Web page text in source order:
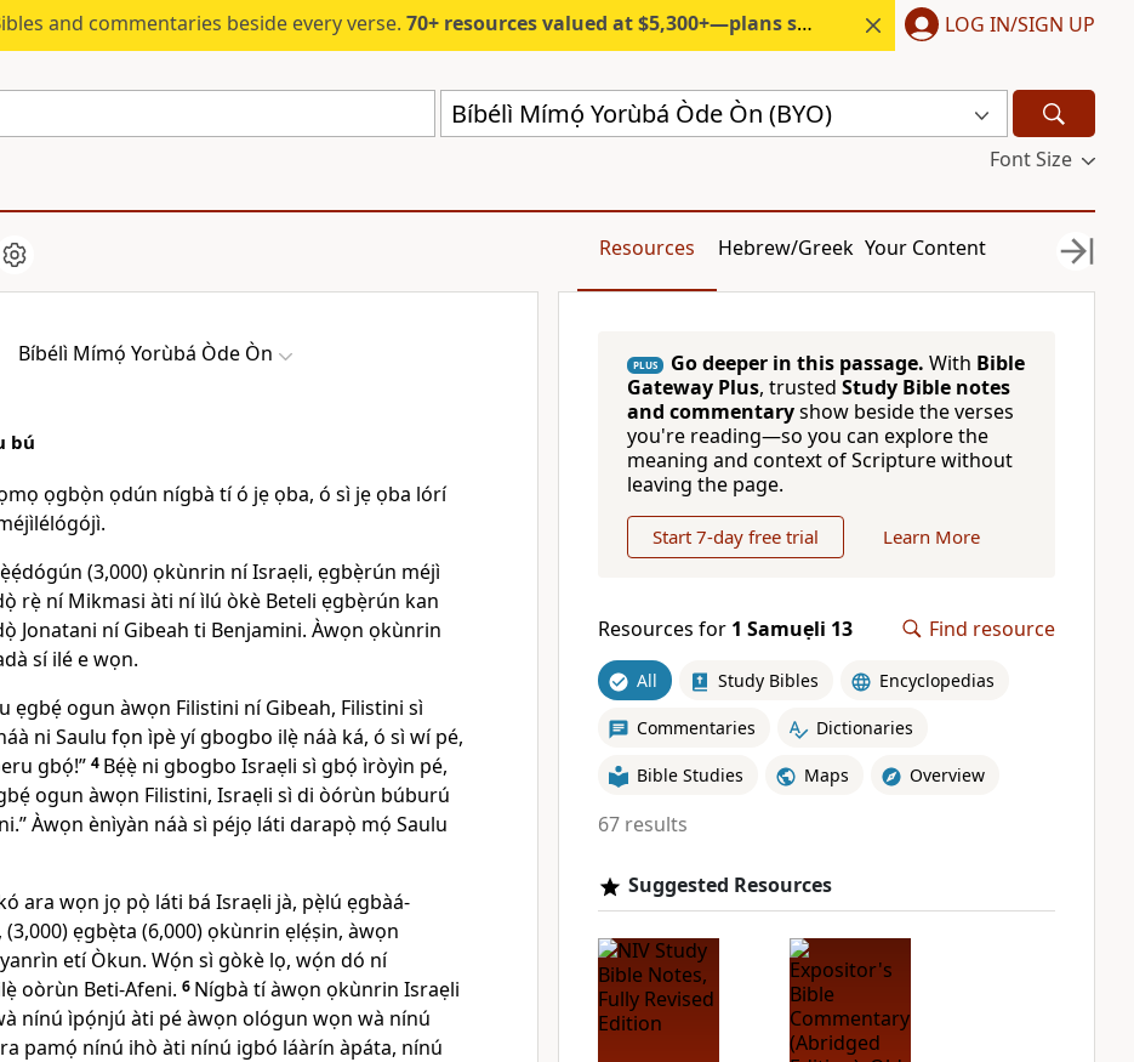
and commentaries beside every verse. 70+ resources valued at $5,300+—plans start under $6/month. LOG IN/SIGN UP
Bíbélì Mímọ́ Yorùbá Òde Òn (BYO)
Font Size
Resources Hebrew/Greek Your Content
Bíbélì Mímọ́ Yorùbá Òde Òn
bú
ọgbọ̀n ọdún nígbà tí ó jẹ ọba, ó sì jẹ ọba lórí
(3,000) ọkùnrin ní Israẹli, ẹgbẹ̀rún méjì
rẹ̀ ní Mikmasi àti ní ìlú òkè Beteli ẹgbẹ̀rún kan
Jonatani ní Gibeah ti Benjamini. Àwọn ọkùnrin
sí ilé e wọn.
ẹgbẹ́ ogun àwọn Filistini ní Gibeah, Filistini sì
ni Saulu fọn ìpè yí gbogbo ilẹ̀ náà ká, ó sì wí pé,
gbọ́!” 4 Bẹ́ẹ̀ ni gbogbo Israẹli sì gbọ́ ìròyìn pé,
ogun àwọn Filistini, Israẹli sì di òórùn búburú
Àwọn ènìyàn náà sì péjọ láti darapọ̀ mọ́ Saulu
ara wọn jọ pọ̀ láti bá Israẹli jà, pẹ̀lú ẹgbàá-
ẹgbẹ̀ta (6,000) ọkùnrin ẹlẹ́ṣin, àwọn
etí Òkun. Wọ́n sì gòkè lọ, wọ́n dó ní
oòrùn Beti-Afeni. 6 Nígbà tí àwọn ọkùnrin Israẹli
nínú ìpọ́njú àti pé àwọn ológun wọn wà nínú
pamọ́ nínú ihò àti nínú igbó láàrín àpáta, nínú
PLUS Go deeper in this passage. With Bible
Gateway Plus, trusted Study Bible notes
and commentaryshow beside the verses
you're reading—so you can explore the
meaning and context of Scripture without
leaving the page.
Start 7-day free trial Learn More
Resources for 1 Samuẹli 13 Find resource
All Study Bibles Encyclopedias
Commentaries Dictionaries
Bible Studies Maps Overview
67 results
Suggested Resources